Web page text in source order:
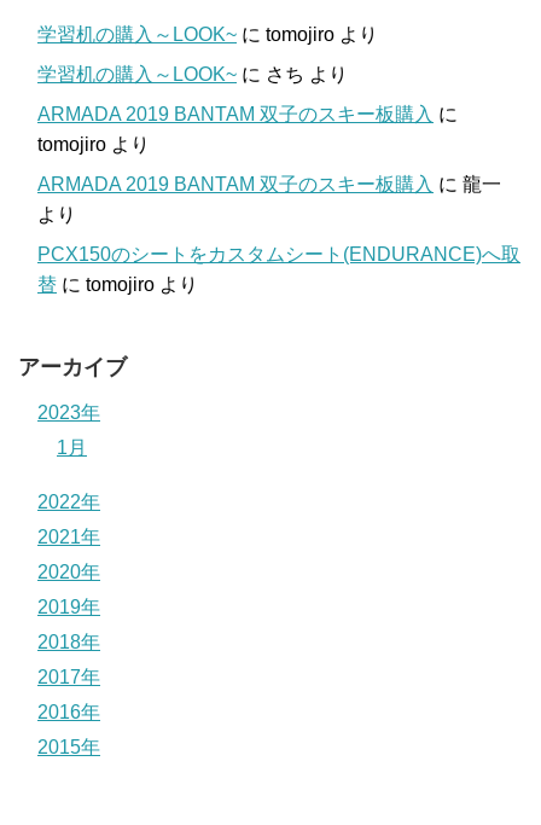
学習机の購入～LOOK~ に tomojiro より
学習机の購入～LOOK~ に さち より
ARMADA 2019 BANTAM 双子のスキー板購入 に
tomojiro より
ARMADA 2019 BANTAM 双子のスキー板購入 に 龍一
より
PCX150のシートをカスタムシート(ENDURANCE)へ取
替 に tomojiro より
アーカイブ
2023年
1月
2022年
2021年
2020年
2019年
2018年
2017年
2016年
2015年